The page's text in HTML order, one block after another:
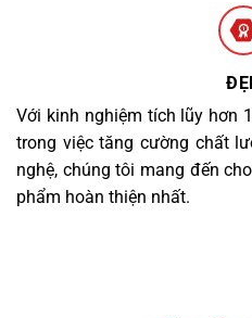
Với kinh nghiệm tích lũy hơn
trong việc tăng cường chất
nghệ, chúng tôi mang đến
phẩm hoàn thiện nhất.